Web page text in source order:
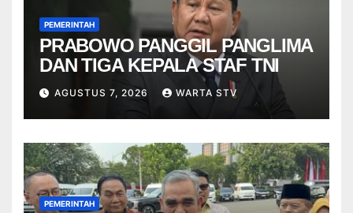
PEMERINTAH
PRABOWO PANGGIL PANGLIMA
DAN TIGA KEPALA STAF TNI
AGUSTUS 7, 2026 WARTA STV
PEMERINTAH